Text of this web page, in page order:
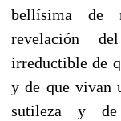
bellísima de
revelación
irreductible de
y de que vivan
sutileza y de